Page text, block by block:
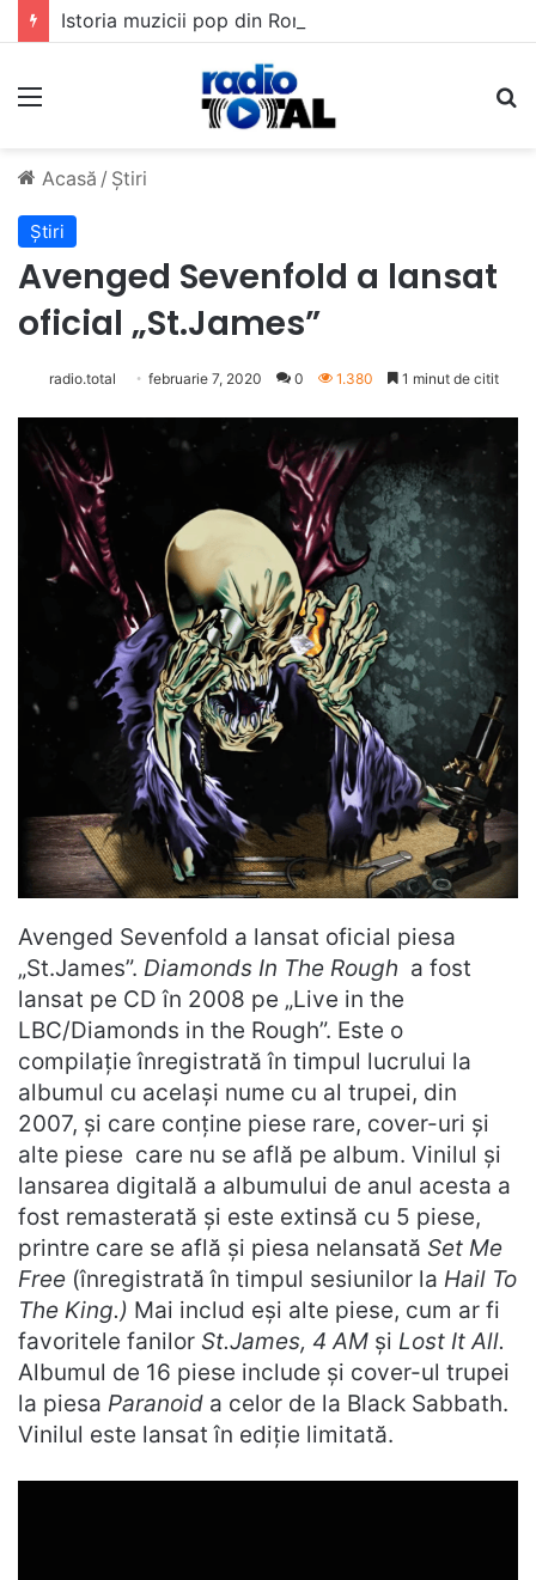
Meniu
Acasă / Știri
Știri
Avenged Sevenfold a lansat
oficial „St.James”
radio.total februarie 7, 2020 0 1.380 1 minut de citit
Avenged Sevenfold a lansat oficial piesa
„St.James”. Diamonds In The Rough a fost
lansat pe CD în 2008 pe „Live in the
LBC/Diamonds in the Rough”. Este o
compilație înregistrată în timpul lucrului la
albumul cu același nume cu al trupei, din
2007, și care conține piese rare, cover-uri și
alte piese care nu se află pe album. Vinilul și
lansarea digitală a albumului de anul acesta a
fost remasterată și este extinsă cu 5 piese,
printre care se află și piesa nelansată Set Me
Free (înregistrată în timpul sesiunilor la Hail To
The King.) Mai includ eși alte piese, cum ar fi
favoritele fanilor St.James, 4 AM și Lost It All.
Albumul de 16 piese include și cover-ul trupei
la piesa Paranoid a celor de la Black Sabbath.
Vinilul este lansat în ediție limitată.